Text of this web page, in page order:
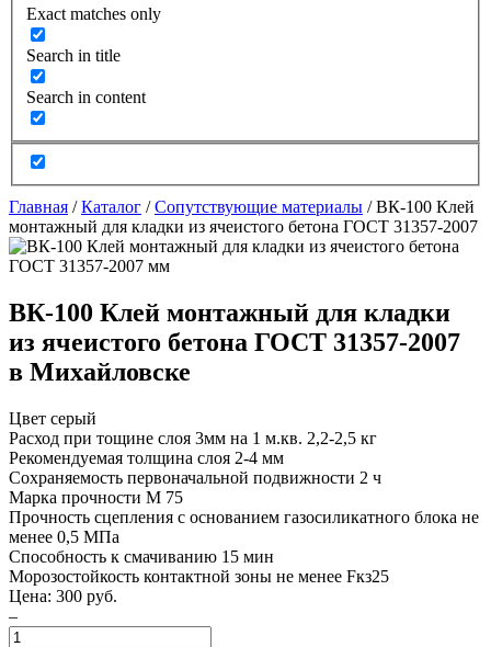
Exact matches only
Search in title
Search in content
Главная /Каталог /Сопутствующие материалы /ВК-100 Клей
монтажный для кладки из ячеистого бетона ГОСТ 31357-2007
ВК-100 Клей монтажный для кладки
из ячеистого бетона ГОСТ 31357-2007
в Михайловске
Цвет серый
Расход при тощине слоя 3мм на 1 м.кв. 2,2-2,5 кг
Рекомендуемая толщина слоя 2-4 мм
Сохраняемость первоначальной подвижности 2 ч
Марка прочности М 75
Прочность сцепления с основанием газосиликатного блока не
менее 0,5 МПа
Способность к смачиванию 15 мин
Морозостойкость контактной зоны не менее Fкз25
Цена: 300 руб.
–